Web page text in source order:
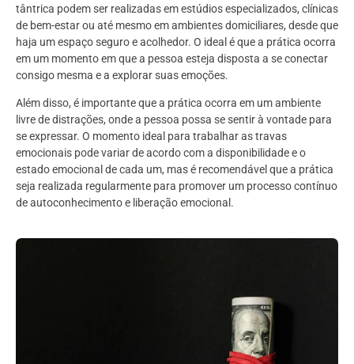
tântrica podem ser realizadas em estúdios especializados, clínicas
de bem-estar ou até mesmo em ambientes domiciliares, desde que
haja um espaço seguro e acolhedor. O ideal é que a prática ocorra
em um momento em que a pessoa esteja disposta a se conectar
consigo mesma e a explorar suas emoções.
Além disso, é importante que a prática ocorra em um ambiente
livre de distrações, onde a pessoa possa se sentir à vontade para
se expressar. O momento ideal para trabalhar as travas
emocionais pode variar de acordo com a disponibilidade e o
estado emocional de cada um, mas é recomendável que a prática
seja realizada regularmente para promover um processo contínuo
de autoconhecimento e liberação emocional.